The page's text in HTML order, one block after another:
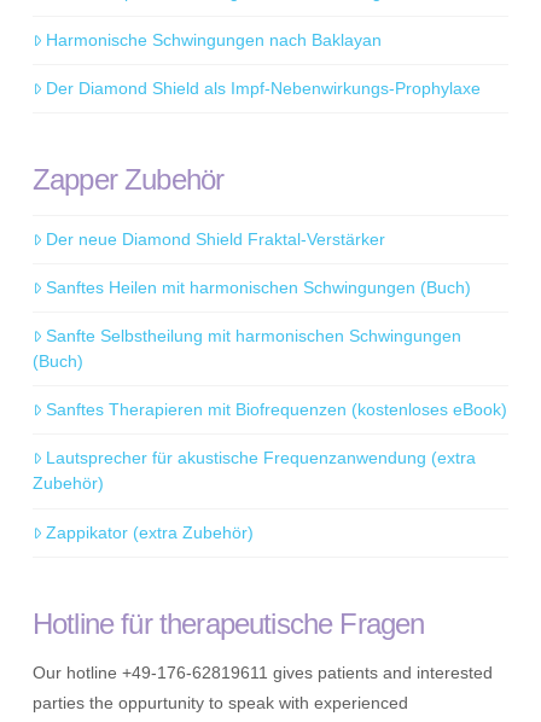
Harmonische Schwingungen nach Baklayan
Der Diamond Shield als Impf-Nebenwirkungs-Prophylaxe
Zapper Zubehör
Der neue Diamond Shield Fraktal-Verstärker
Sanftes Heilen mit harmonischen Schwingungen (Buch)
Sanfte Selbstheilung mit harmonischen Schwingungen
(Buch)
Sanftes Therapieren mit Biofrequenzen (kostenloses eBook)
Lautsprecher für akustische Frequenzanwendung (extra
Zubehör)
Zappikator (extra Zubehör)
Hotline für therapeutische Fragen
Our hotline +49-176-62819611 gives patients and interested
parties the oppurtunity to speak with experienced